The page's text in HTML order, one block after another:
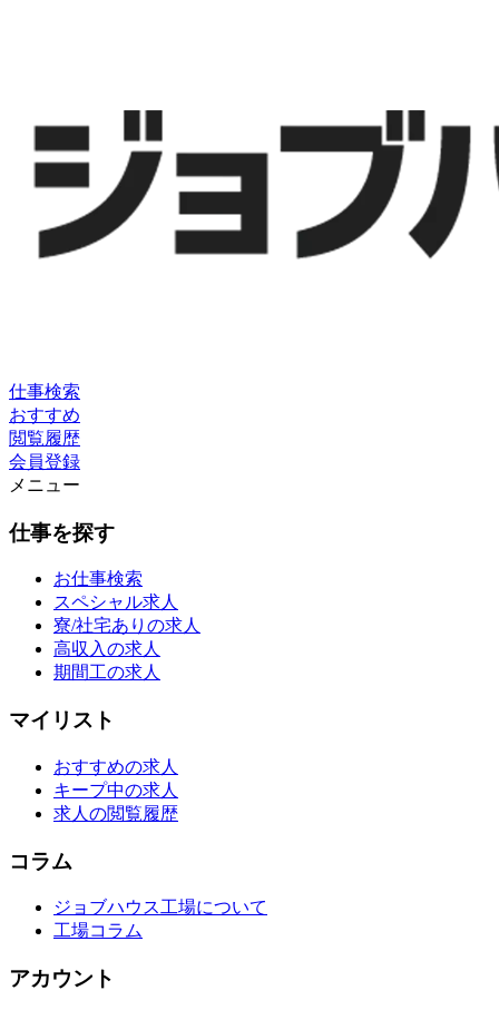
仕事検索
おすすめ
閲覧履歴
会員登録
メニュー
仕事を探す
お仕事検索
スペシャル求人
寮/社宅ありの求人
高収入の求人
期間工の求人
マイリスト
おすすめの求人
キープ中の求人
求人の閲覧履歴
コラム
ジョブハウス工場について
工場コラム
アカウント